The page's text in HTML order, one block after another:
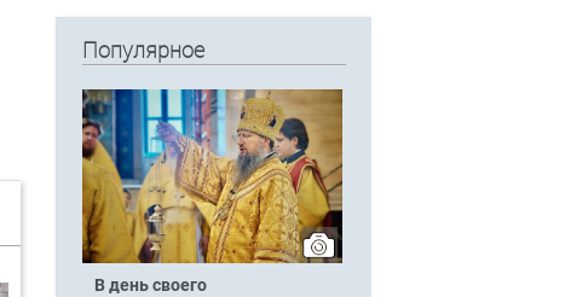
Популярное
В день своего